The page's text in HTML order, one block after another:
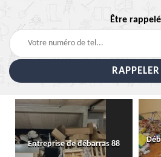
Être rappelé
Entreprise de débarras 88